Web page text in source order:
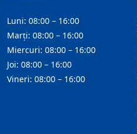
Luni: 08:00 – 16:00
Marți: 08:00 – 16:00
Miercuri: 08:00 – 16:00
Joi: 08:00 – 16:00
Vineri: 08:00 – 16:00